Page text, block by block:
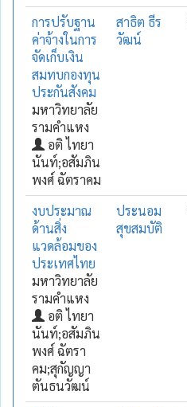
การปรับฐาน
ค่าจ้างในการ
จัดเก็บเงิน
สมทบกองทุน
ประกันสังคม
มหาวิทยาลัย
รามคำแหง
อติ ไทยา
นันท์;อสัมภิน
พงศ์ ฉัตราคม
สาธิต ธีร
วัฒน์
งบประมาณ
ด้านสิ่ง
แวดล้อมของ
ประเทศไทย
มหาวิทยาลัย
รามคำแหง
อติ ไทยา
นันท์;อสัมภิน
พงศ์ ฉัตรา
คม;สุกัญญา
ตันธนวัฒน์
ประนอม
สุขสมบัติ